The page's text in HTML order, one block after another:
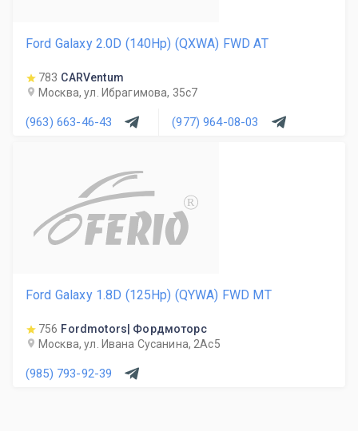
Ford Galaxy 2.0D (140Hp) (QXWA) FWD AT
783 CARVentum
Москва, ул. Ибрагимова, 35с7
(963) 663-46-43 (977) 964-08-03
R
Ford Galaxy 1.8D (125Hp) (QYWA) FWD MT
756 Fordmotors| Фордмоторс
Москва, ул. Ивана Сусанина, 2Ас5
(985) 793-92-39